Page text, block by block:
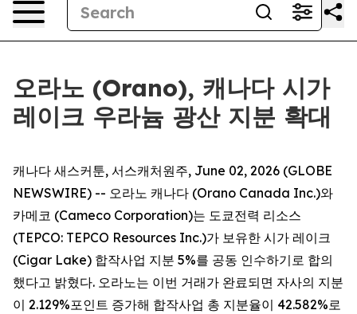
오라노 (Orano), 캐나다 시가
레이크 우라늄 광산 지분 확대
캐나다 새스커툰, 서스캐처원주, June 02, 2026 (GLOBE
NEWSWIRE) -- 오라노 캐나다 (Orano Canada Inc.)와
카메코 (Cameco Corporation)는 도쿄전력 리소스
(TEPCO: TEPCO Resources Inc.)가 보유한 시가 레이크
(Cigar Lake) 합작사업 지분 5%를 공동 인수하기로 합의
했다고 밝혔다. 오라노는 이번 거래가 완료되면 자사의 지분
이 2.129%포인트 증가해 합작사업 총 지분율이 42.582%로